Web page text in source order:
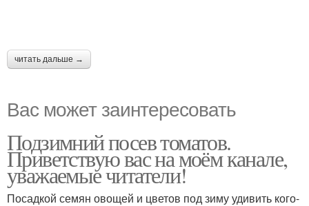
читать дальше →
Вас может заинтересовать
Подзимний посев томатов.
Приветствую вас на моём канале,
уважаемые читатели!
Посадкой семян овощей и цветов под зиму удивить кого-